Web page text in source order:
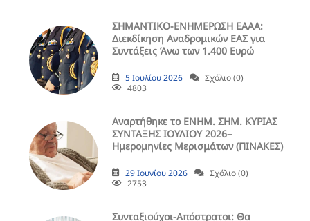
ΣΗΜΑΝΤΙΚΟ-ΕΝΗΜΕΡΩΣΗ ΕΑΑΑ:
Διεκδίκηση Αναδρομικών ΕΑΣ για
Συντάξεις Άνω των 1.400 Ευρώ
5 Ιουλίου 2026
Σχόλιο (0)
4803
Aναρτήθηκε το ENHM. ΣΗΜ. ΚΥΡΙΑΣ
ΣΥΝΤΑΞΗΣ ΙΟΥΛΙΟΥ 2026–
Ημερομηνίες Μερισμάτων (ΠΙΝΑΚΕΣ)
29 Ιουνίου 2026
Σχόλιο (0)
2753
Συνταξιούχοι-Απόστρατοι: Θα